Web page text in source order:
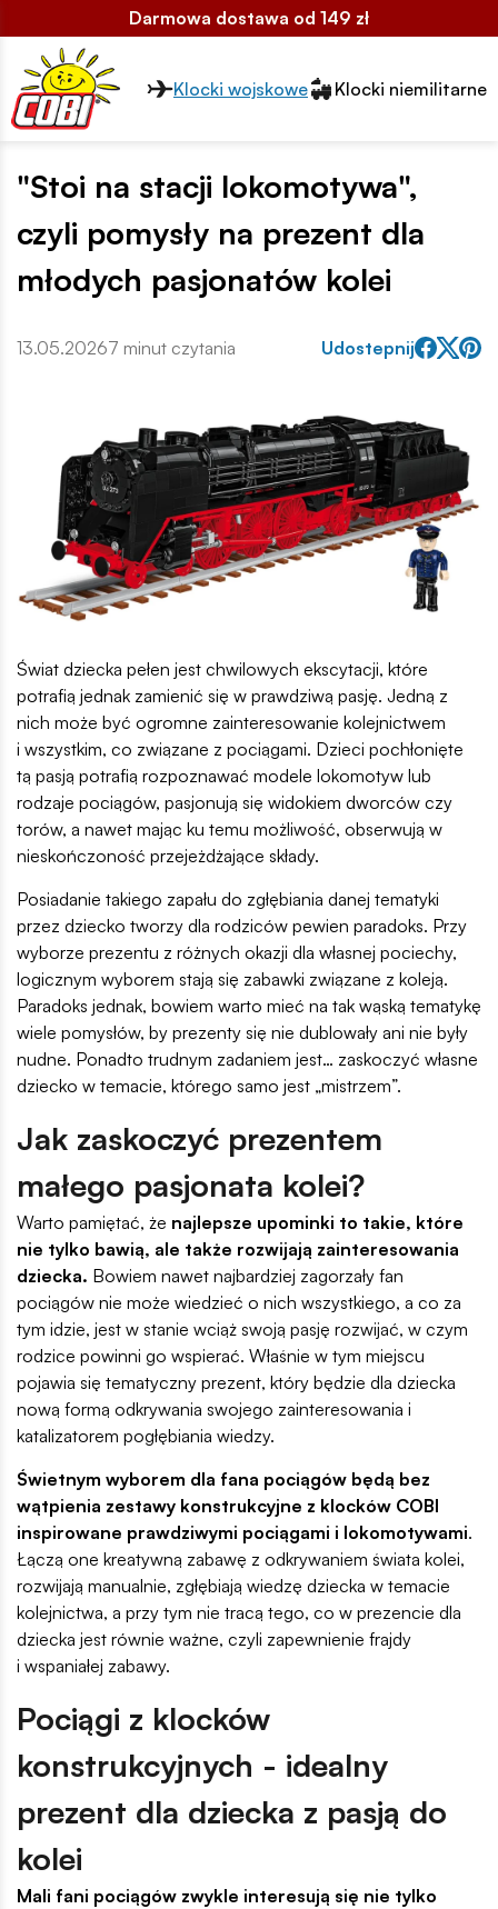
Darmowa dostawa od 149 zł
Przełącznik segmentów2
Klocki wojskowe Klocki niemilitarne
"Stoi na stacji lokomotywa",
czyli pomysły na prezent dla
młodych pasjonatów kolei
13.05.20267 minut czytania Udostepnij
Świat dziecka pełen jest chwilowych ekscytacji, które
potrafią jednak zamienić się w prawdziwą pasję. Jedną z
nich może być ogromne zainteresowanie kolejnictwem
i wszystkim, co związane z pociągami. Dzieci pochłonięte
tą pasją potrafią rozpoznawać modele lokomotyw lub
rodzaje pociągów, pasjonują się widokiem dworców czy
torów, a nawet mając ku temu możliwość, obserwują w
nieskończoność przejeżdżające składy.
Posiadanie takiego zapału do zgłębiania danej tematyki
przez dziecko tworzy dla rodziców pewien paradoks. Przy
wyborze prezentu z różnych okazji dla własnej pociechy,
logicznym wyborem stają się zabawki związane z koleją.
Paradoks jednak, bowiem warto mieć na tak wąską tematykę
wiele pomysłów, by prezenty się nie dublowały ani nie były
nudne. Ponadto trudnym zadaniem jest… zaskoczyć własne
dziecko w temacie, którego samo jest „mistrzem”.
Jak zaskoczyć prezentem
małego pasjonata kolei?
Warto pamiętać, że najlepsze upominki to takie, które
nie tylko bawią, ale także rozwijają zainteresowania
dziecka. Bowiem nawet najbardziej zagorzały fan
pociągów nie może wiedzieć o nich wszystkiego, a co za
tym idzie, jest w stanie wciąż swoją pasję rozwijać, w czym
rodzice powinni go wspierać. Właśnie w tym miejscu
pojawia się tematyczny prezent, który będzie dla dziecka
nową formą odkrywania swojego zainteresowania i
katalizatorem pogłębiania wiedzy.
Świetnym wyborem dla fana pociągów będą bez
wątpienia zestawy konstrukcyjne z klocków COBI
inspirowane prawdziwymi pociągami i lokomotywami.
Łączą one kreatywną zabawę z odkrywaniem świata kolei,
rozwijają manualnie, zgłębiają wiedzę dziecka w temacie
kolejnictwa, a przy tym nie tracą tego, co w prezencie dla
dziecka jest równie ważne, czyli zapewnienie frajdy
i wspaniałej zabawy.
Pociągi z klocków
konstrukcyjnych - idealny
prezent dla dziecka z pasją do
kolei
Mali fani pociągów zwykle interesują się nie tylko